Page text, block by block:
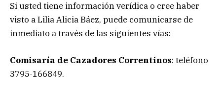
Si usted tiene información verídica o cree haber
visto a Lilia Alicia Báez, puede comunicarse de
inmediato a través de las siguientes vías:
Comisaría de Cazadores Correntinos: teléfono
3795-166849.